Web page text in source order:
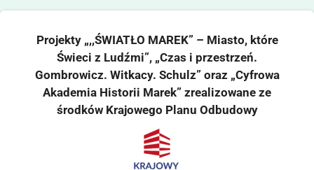
Projekty „,,ŚWIATŁO MAREK” – Miasto, które
Świeci z Ludźmi”, „Czas i przestrzeń.
Gombrowicz. Witkacy. Schulz” oraz „Cyfrowa
Akademia Historii Marek” zrealizowane ze
środków Krajowego Planu Odbudowy